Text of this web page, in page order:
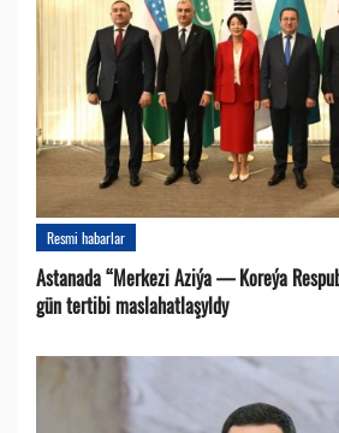
Resmi habarlar
Astanada “Merkezi Aziýa — Koreýa
gün tertibi maslahatlaşyldy